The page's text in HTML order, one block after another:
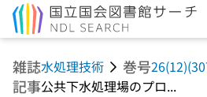
雑誌水処理技術 巻号
記事公共下水処理場のプロ...